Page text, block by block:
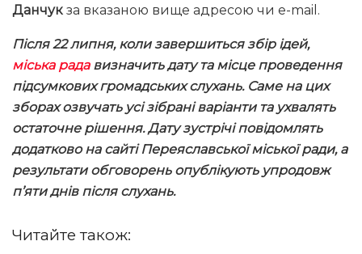
Данчук за вказаною вище адресою чи e-mail.
Після 22 липня, коли завершиться збір ідей,
міська радавизначить дату та місце проведення
підсумкових громадських слухань. Саме на цих
зборах озвучать усі зібрані варіанти та ухвалять
остаточне рішення. Дату зустрічі повідомлять
додатково на сайті Переяславської міської ради, а
результати обговорень опублікують упродовж
п’яти днів після слухань.
Читайте також: